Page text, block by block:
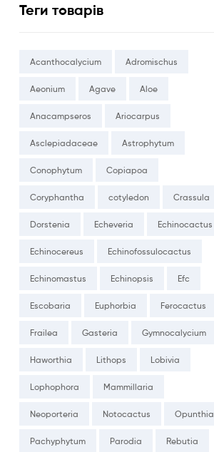
Теги товарів
Acanthocalycium Adromischus
Aeonium Agave Aloe
Anacampseros Ariocarpus
Asclepiadaceae Astrophytum
Conophytum Copiapoa
Coryphantha cotyledon Crassula
Dorstenia Echeveria Echinocactus
Echinocereus Echinofossulocactus
Echinomastus Echinopsis Efc
Escobaria Euphorbia Ferocactus
Frailea Gasteria Gymnocalycium
Haworthia Lithops Lobivia
Lophophora Mammillaria
Neoporteria Notocactus Opunthia
Pachyphytum Parodia Rebutia